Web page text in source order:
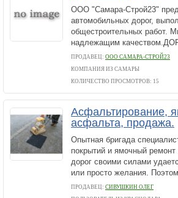
ООО "Самара-Строй23"
автомобильных дорог,
общестроительных работ.
надлежащим
ПРОДАВЕЦ: ООО САМАРА-СТРОЙ23
КОМПАНИЯ ИЗ САМАРЫ
КОЛИЧЕСТВО ПРОСМОТРОВ: 15
Асфальтирование,
асфальта, продажа.
Опытная бригада
покрытий и ямочный
дорог своими силами
или просто желания.
ПРОДАВЕЦ: СИВУШКИН ОЛЕГ